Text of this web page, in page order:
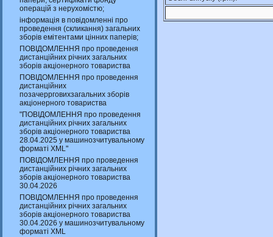
операцій з нерухомістю;
інформація в повідомленні про
проведення (скликання) загальних
зборів емітентами цінних паперів;
ПОВІДОМЛЕННЯ про проведення
дистанційних річних загальних
зборів акціонерного товариства
ПОВІДОМЛЕННЯ про проведення
дистанційних
позачеррговихзагальних зборів
акціонерного товариства
"ПОВІДОМЛЕННЯ про проведення
дистанційних річних загальних
зборів акціонерного товариства
28.04.2025 у машинозчитувальному
форматі XML"
ПОВІДОМЛЕННЯ про проведення
дистанційних річних загальних
зборів акціонерного товариства
30.04.2026
ПОВІДОМЛЕННЯ про проведення
дистанційних річних загальних
зборів акціонерного товариства
30.04.2026 у машинозчитувальному
форматі XML